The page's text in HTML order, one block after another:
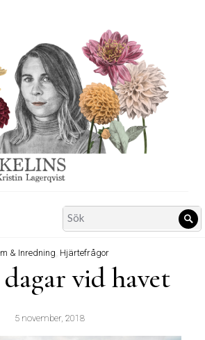
Search
for:
& Inredning Hjärtefrågor
vid havet
5 november, 2018